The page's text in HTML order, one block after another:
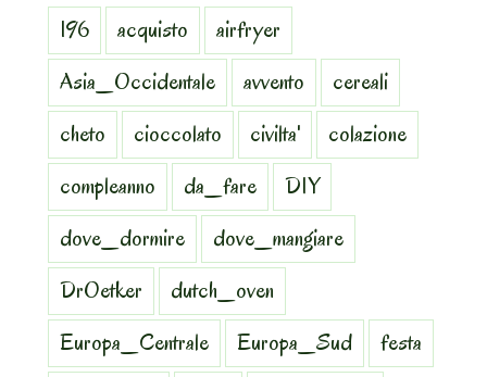
196 acquisto
airfryer
Asia_Occidentale
avvento
cereali
cheto
cioccolato civilta'
colazione
compleanno
da_fare
DIY
dove_dormire
dove_mangiare
DrOetker
dutch_oven
Europa_Centrale
Europa_Sud
festa